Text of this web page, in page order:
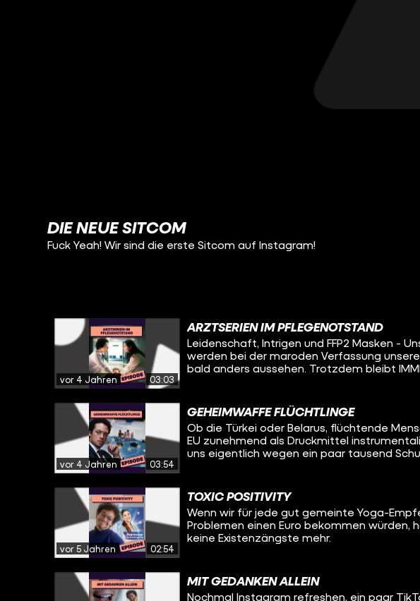
DIE NEUE SITCOM
Fuck Yeah! Wir sind die erste Sitcom auf Instagram!
vor 4 Jahren 03:03
ARZTSERIEN IM PFLEGENOTSTAND
Leidenschaft, Intrigen und FFP2 Masken -
werden bei der maroden Verfassung
bald anders aussehen. Trotzdem bleibt
vor 4 Jahren 03:54
GEHEIMWAFFE FLÜCHTLINGE
Ob die Türkei oder Belarus, flüchtende
EU zunehmend als Druckmittel
uns eigentlich wegen ein paar tausend
vor 5 Jahren 02:54
TOXIC POSITIVITY
Wenn wir für jede gut gemeinte Yoga-
Problemen einen Euro bekommen würden,
keine Existenzängste mehr.
MIT GEDANKEN ALLEIN
Nochmal Instagram refreshen, ein paar